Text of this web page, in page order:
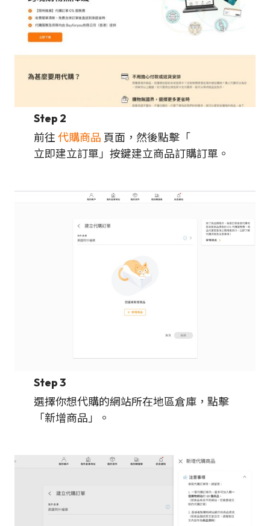
Step 2
前往 代購商品 頁面，然後點擊「
立即建立訂單」按鍵建立商品訂購訂單。
Step 3
選擇你想代購的網站所在地區倉庫，點擊
「新增商品」。